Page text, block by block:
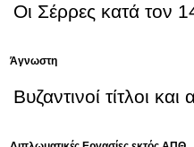
Οι Σέρρες κατά τον
Άγνωστη
Βυζαντινοί τίτλοι